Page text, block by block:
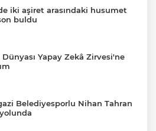
iki aşiret arasındaki husumet
buldu
Dünyası Yapay Zekâ Zirvesi'ne
Belediyesporlu Nihan Tahran